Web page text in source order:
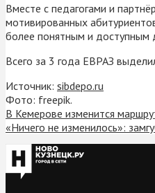
Вместе с педагогами и
мотивированных
более понятным и доступным
Всего за 3 года ЕВРАЗ
Источник: sibdepo.ru
Фото: freepik.
В Кемерове изменится
«Ничего не изменилось»: